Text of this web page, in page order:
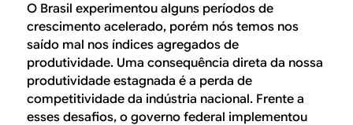
O Brasil experimentou alguns períodos de
crescimento acelerado, porém nós temos nos
saído mal nos índices agregados de
produtividade. Uma consequência direta da nossa
produtividade estagnada é a perda de
competitividade da indústria nacional. Frente a
esses desafios, o governo federal implementou